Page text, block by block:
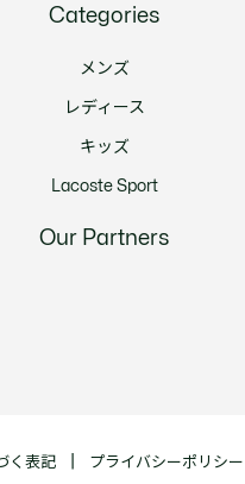
Categories
メンズ
レディース
キッズ
Lacoste Sport
Our Partners
く表記 プライバシーポリシー